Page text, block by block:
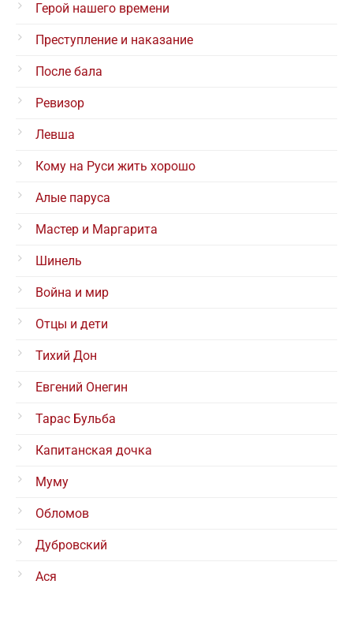
Герой нашего времени
Преступление и наказание
После бала
Ревизор
Левша
Кому на Руси жить хорошо
Алые паруса
Мастер и Маргарита
Шинель
Война и мир
Отцы и дети
Тихий Дон
Евгений Онегин
Тарас Бульба
Капитанская дочка
Муму
Обломов
Дубровский
Ася